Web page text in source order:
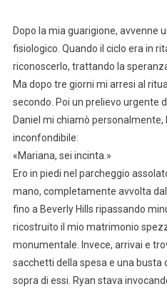
Dopo la mia guarigione, avvenne
fisiologico. Quando il ciclo era in
riconoscerlo, trattando la
Ma dopo tre giorni mi arresi al
secondo. Poi un prelievo urgente
Daniel mi chiamò personalmente,
inconfondibile:
«Mariana, sei incinta.»
Ero in piedi nel parcheggio
mano, completamente avvolta
fino a Beverly Hills ripassando
ricostruito il mio matrimonio
monumentale. Invece, arrivai e
sacchetti della spesa e una busta
sopra di essi. Ryan stava